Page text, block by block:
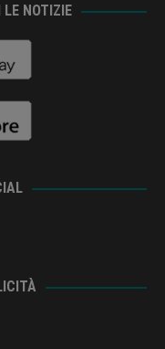
LE NOTIZIE